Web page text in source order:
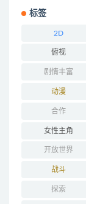
标签
2D
俯视
剧情丰富
动漫
合作
女性主角
开放世界
战斗
探索